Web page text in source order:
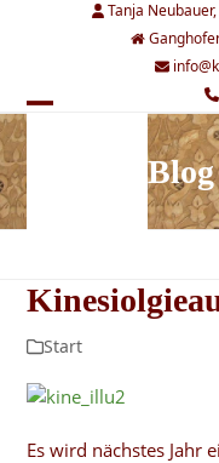
Tanja
Open
mobile
menu
Close
mobile
menu
Blog
Start
Es wird nächstes Jahr